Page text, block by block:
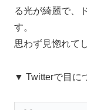
る光が綺麗で、
す。
思わず見惚れて
▼ Twitterで目に